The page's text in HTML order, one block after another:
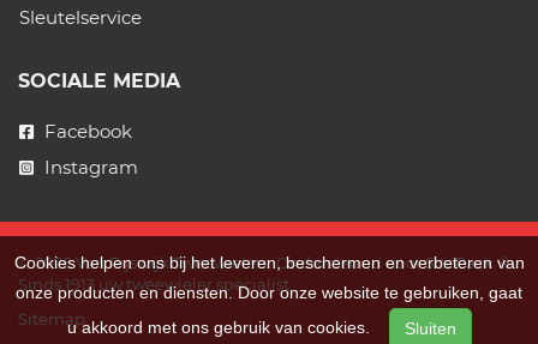
Sleutelservice
SOCIALE MEDIA
Facebook
Instagram
© 2026 Van Rijswijk Tweewielers. Ondersteund doorSitePack ®
Sinds 1913 uw tweewieler specialist.
Sitemap
Cookies helpen ons bij het leveren, beschermen en verbeteren van
onze producten en diensten. Door onze website te gebruiken, gaat
u akkoord met ons gebruik van cookies.
Sluiten